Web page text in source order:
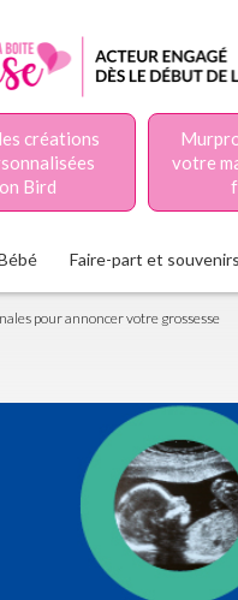
créations
Bird
votre
Faire-part et
pour annoncer votre grossesse